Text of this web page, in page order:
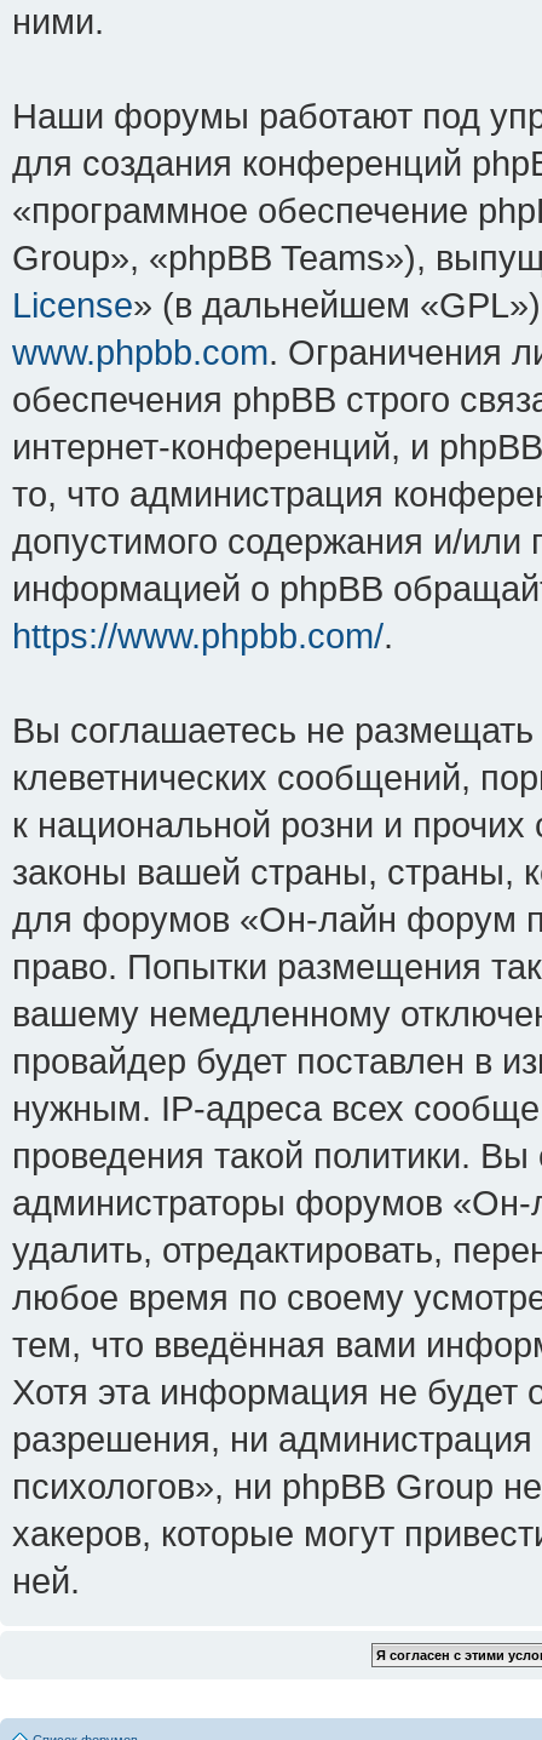
ними.
Наши форумы работают под
для создания конференций
«программное обеспечение
Group», «phpBB Teams»),
License» (в дальнейшем
www.phpbb.com. Ограничения
обеспечения phpBB строго
интернет-конференций, и
то, что администрация
допустимого содержания и/или
информацией о phpBB
https://www.phpbb.com/.
Вы соглашаетесь не
клеветнических сообщений,
к национальной розни и
законы вашей страны, страны,
для форумов «Он-лайн форум
право. Попытки размещения
вашему немедленному
провайдер будет поставлен в
нужным. IP-адреса всех
проведения такой политики.
администраторы форумов
удалить, отредактировать,
любое время по своему
тем, что введённая вами
Хотя эта информация не будет
разрешения, ни
психологов», ни phpBB Group
хакеров, которые могут
ней.